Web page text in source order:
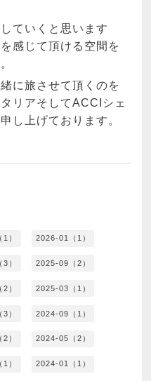
ていくと思います
感じて頂ける空間を
に旅させて頂くのを
リアそしてACCIシェ
し上げております。
） 2026-01（1）
） 2025-09（2）
） 2025-03（1）
） 2024-09（1）
） 2024-05（2）
） 2024-01（1）